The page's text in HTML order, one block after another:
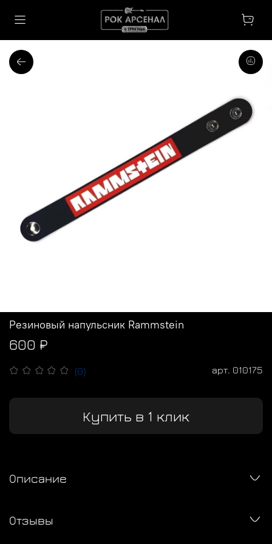
(0) арт. 010175
Резиновый напульсник Rammstein
600 ₽
Купить в 1 клик
Описание
Отзывы